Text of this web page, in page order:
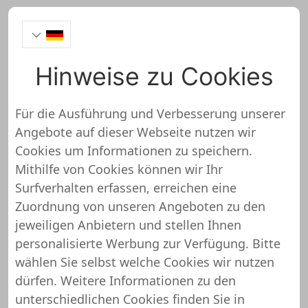
https://www.discokugel-shop.de/
Discokugel-Shop wurde noch
nicht überprüft und getestet
Über diesen Shop oder Webseite liegen uns
noch keine detaillierten Informationen vor.
Das bedeutet, dass Discokugel-Shop von
unserem Support-Team noch nicht
Hinweise zu Cookies
Für die Ausführung und Verbesserung unserer
Angebote auf dieser Webseite nutzen wir
Cookies um Informationen zu speichern.
Mithilfe von Cookies können wir Ihr
Surfverhalten erfassen, erreichen eine
Zuordnung von unseren Angeboten zu den
jeweiligen Anbietern und stellen Ihnen
personalisierte Werbung zur Verfügung. Bitte
wählen Sie selbst welche Cookies wir nutzen
dürfen. Weitere Informationen zu den
unterschiedlichen Cookies finden Sie in